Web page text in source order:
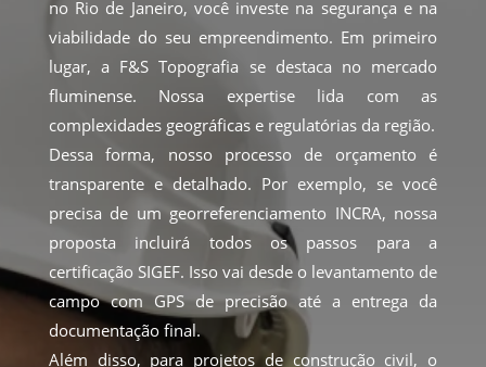
no Rio de Janeiro, você investe na segurança e na
viabilidade do seu empreendimento. Em primeiro
lugar, a F&S Topografia se destaca no mercado
fluminense. Nossa expertise lida com as
complexidades geográficas e regulatórias da região.
Dessa forma, nosso processo de orçamento é
transparente e detalhado. Por exemplo, se você
precisa de um georreferenciamento INCRA, nossa
proposta incluirá todos os passos para a
certificação SIGEF. Isso vai desde o levantamento de
campo com GPS de precisão até a entrega da
documentação final.
Além disso, para projetos de construção civil, o